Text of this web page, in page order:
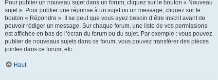
Pour publier un nouveau sujet dans un forum, cliquez sur le bouton « Nouveau
sujet ». Pour publier une réponse à un sujet ou un message, cliquez sur le
bouton « Répondre ». Il se peut que vous ayez besoin d’être inscrit avant de
pouvoir rédiger un message. Sur chaque forum, une liste de vos permissions
est affichée en bas de l’écran du forum ou du sujet. Par exemple : vous pouvez
publier de nouveaux sujets dans ce forum, vous pouvez transférer des pièces
jointes dans ce forum, etc.
Haut